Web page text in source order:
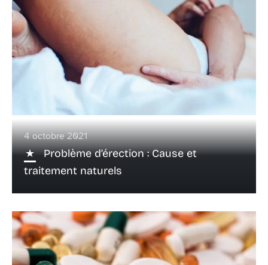
4 octobre 2021
Problème d’érection : Cause et
traitement naturels